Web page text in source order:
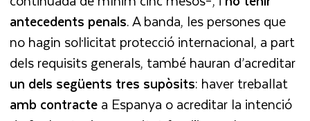
antecedents penals. A banda, les persones que
no hagin sol·licitat protecció internacional, a part
dels requisits generals, també hauran d’acreditar
un dels següents tres supòsits: haver treballat
amb contractea Espanya o acreditar la intenció